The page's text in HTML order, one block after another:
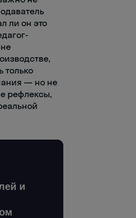
ли он это
только
— но не
рефлексы,
и